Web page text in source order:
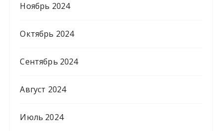
Ноябрь 2024
Октябрь 2024
Сентябрь 2024
Август 2024
Июль 2024